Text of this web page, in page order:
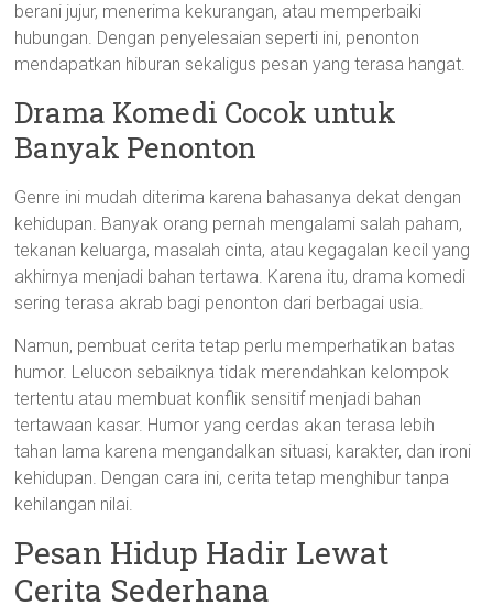
berani jujur, menerima kekurangan, atau memperbaiki
hubungan. Dengan penyelesaian seperti ini, penonton
mendapatkan hiburan sekaligus pesan yang terasa hangat.
Drama Komedi Cocok untuk
Banyak Penonton
Genre ini mudah diterima karena bahasanya dekat dengan
kehidupan. Banyak orang pernah mengalami salah paham,
tekanan keluarga, masalah cinta, atau kegagalan kecil yang
akhirnya menjadi bahan tertawa. Karena itu, drama komedi
sering terasa akrab bagi penonton dari berbagai usia.
Namun, pembuat cerita tetap perlu memperhatikan batas
humor. Lelucon sebaiknya tidak merendahkan kelompok
tertentu atau membuat konflik sensitif menjadi bahan
tertawaan kasar. Humor yang cerdas akan terasa lebih
tahan lama karena mengandalkan situasi, karakter, dan ironi
kehidupan. Dengan cara ini, cerita tetap menghibur tanpa
kehilangan nilai.
Pesan Hidup Hadir Lewat
Cerita Sederhana